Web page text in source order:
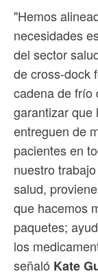
"Hemos
necesidades
del sector
de cross-dock
cadena de frío
garantizar que
entreguen de
pacientes en
nuestro
salud,
que hacemos
paquetes;
los
señaló Kate